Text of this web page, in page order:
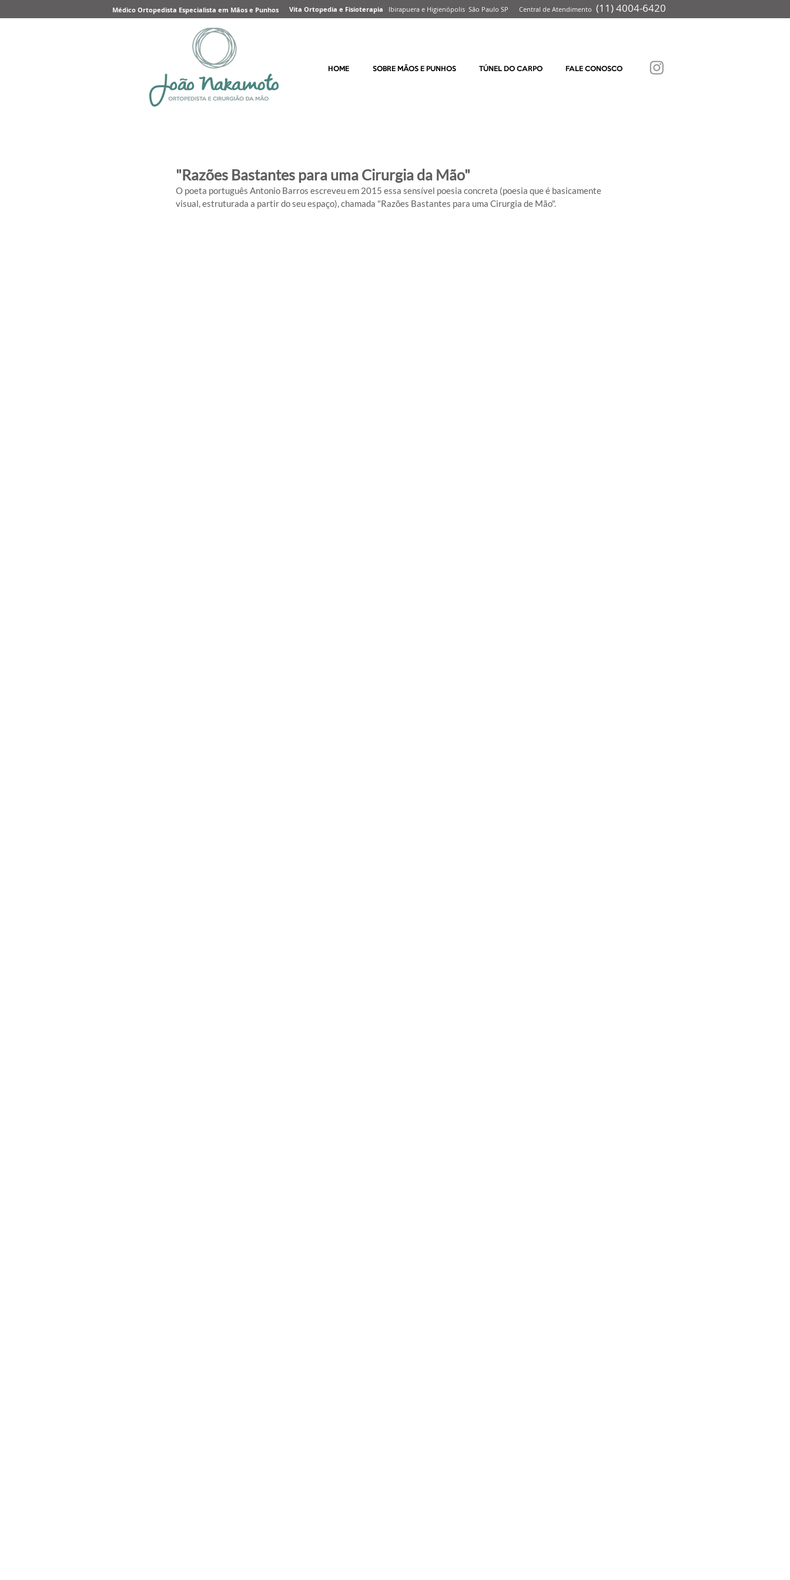
Vita Ortopedia e Fisioterapia Ibirapuera e Higienópolis São Paulo SP Central de Atendimento (11) 4004-6420
Médico Ortopedista Especialista em Mãos e Punhos
HOME SOBRE MÃOS E PUNHOS TÚNEL DO CARPO FALE CONOSCO
"Razões Bastantes para uma Cirurgia da Mão"
O poeta português Antonio Barros escreveu em 2015 essa sensível poesia concreta (poesia que é basicamente
visual, estruturada a partir do seu espaço), chamada "Razões Bastantes para uma Cirurgia de Mão".